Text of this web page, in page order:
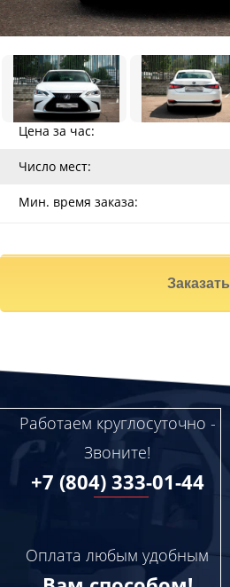
Цена за час:
Число мест:
Мин. время заказа:
Заказать
Работаем круглосуточно -
Звоните!
+7 (804) 333-01-44
Оплата любым удобным